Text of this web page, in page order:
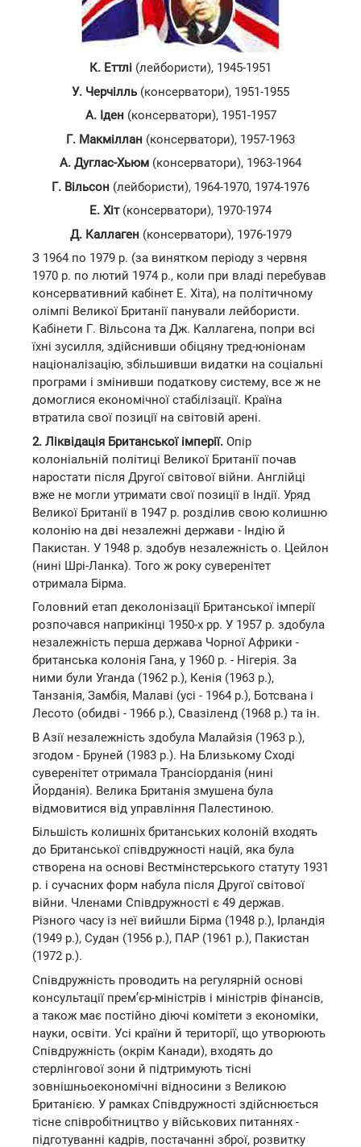
К. Еттлі (лейбористи), 1945-1951
У. Черчілль (консерватори), 1951-1955
А. Іден(консерватори), 1951-1957
Г. Макміллан (консерватори), 1957-1963
А. Дуглас-Хьюм (консерватори), 1963-1964
Г. Вільсон (лейбористи), 1964-1970, 1974-1976
Е. Хіт(консерватори), 1970-1974
Д. Каллаген(консерватори), 1976-1979
З 1964 по 1979 р. (за винятком періоду з червня
1970 р. по лютий 1974 р., коли при владі перебував
консервативний кабінет Е. Хіта), на політичному
олімпі Великої Британії панували лейбористи.
Кабінети Г. Вільсона та Дж. Каллагена, попри всі
їхні зусилля, здійснивши обіцяну тред-юніонам
націоналізацію, збільшивши видатки на соціальні
програми і змінивши податкову систему, все ж не
домоглися економічної стабілізації. Країна
втратила свої позиції на світовій арені.
2. Ліквідація Британської імперії. Опір
колоніальній політиці Великої Британії почав
наростати після Другої світової війни. Англійці
вже не могли утримати свої позиції в Індії. Уряд
Великої Британії в 1947 р. розділив свою колишню
колонію на дві незалежні держави - Індію й
Пакистан. У 1948 р. здобув незалежність о. Цейлон
(нині Шрі-Ланка). Того ж року суверенітет
отримала Бірма.
Головний етап деколонізації Британської імперії
розпочався наприкінці 1950-х рр. У 1957 р. здобула
незалежність перша держава Чорної Африки -
британська колонія Гана, у 1960 р. - Нігерія. За
ними були Уганда (1962 р.), Кенія (1963 р.),
Танзанія, Замбія, Малаві (усі - 1964 р.), Ботсвана і
Лесото (обидві - 1966 р.), Свазіленд (1968 р.) та ін.
В Азії незалежність здобула Малайзія (1963 р.),
згодом - Бруней (1983 р.). На Близькому Сході
суверенітет отримала Трансіорданія (нині
Йорданія). Велика Британія змушена була
відмовитися від управління Палестиною.
Більшість колишніх британських колоній входять
до Британської співдружності націй, яка була
створена на основі Вестмінстерського статуту 1931
р. і сучасних форм набула після Другої світової
війни. Членами Співдружності є 49 держав.
Різного часу із неї вийшли Бірма (1948 р.), Ірландія
(1949 р.), Судан (1956 р.), ПАР (1961 р.), Пакистан
(1972 р.).
Співдружність проводить на регулярній основі
консультації прем’єр-міністрів і міністрів фінансів,
а також має постійно діючі комітети з економіки,
науки, освіти. Усі країни й території, що утворюють
Співдружність (окрім Канади), входять до
стерлінгової зони й підтримують тісні
зовнішньоекономічні відносини з Великою
Британією. У рамках Співдружності здійснюється
тісне співробітництво у військових питаннях -
підготуванні кадрів, постачанні зброї, розвитку